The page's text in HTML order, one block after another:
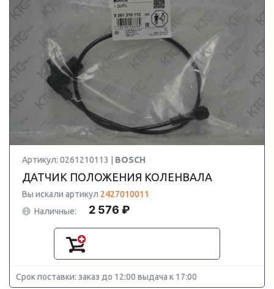
Артикул: 0261210113 | BOSCH
ДАТЧИК ПОЛОЖЕНИЯ КОЛЕНВАЛА
Вы искали артикул 2427010011
Наличные:
2 576 ₽
Срок поставки: заказ до 12:00 выдача к 17:00